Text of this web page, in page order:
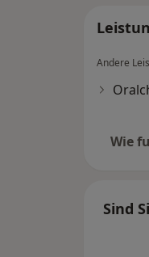
Andere
Wie
Sind